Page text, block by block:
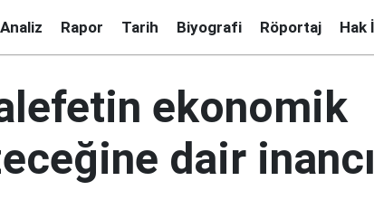
Analiz Rapor Tarih Biyografi Röportaj Hak
ekonomik
dair inancı